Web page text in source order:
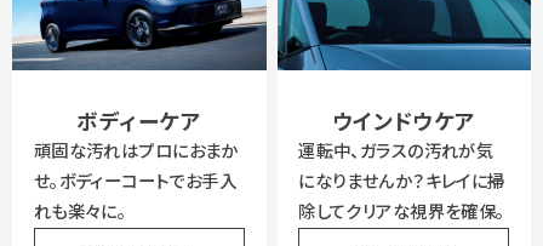
ボディーケア
頑固な汚れはプロにおまか
せ。ボディーコートでお手入
れも楽々に。
ウインドウケア
運転中、ガラスの汚れが気
になりませんか？キレイに掃
除してクリアな視界を確保。